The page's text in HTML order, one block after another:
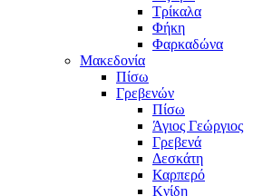
Τρίκαλα
Φήκη
Φαρκαδώνα
Μακεδονία
Πίσω
Γρεβενών
Πίσω
Άγιος Γεώργιος
Γρεβενά
Δεσκάτη
Καρπερό
Κνίδη